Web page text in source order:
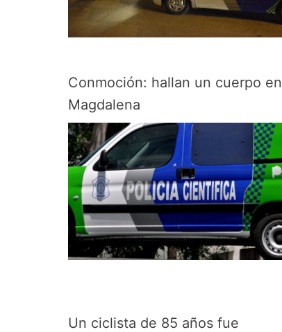
Conmoción: hallan un cuerpo en
Magdalena
Un ciclista de 85 años fue